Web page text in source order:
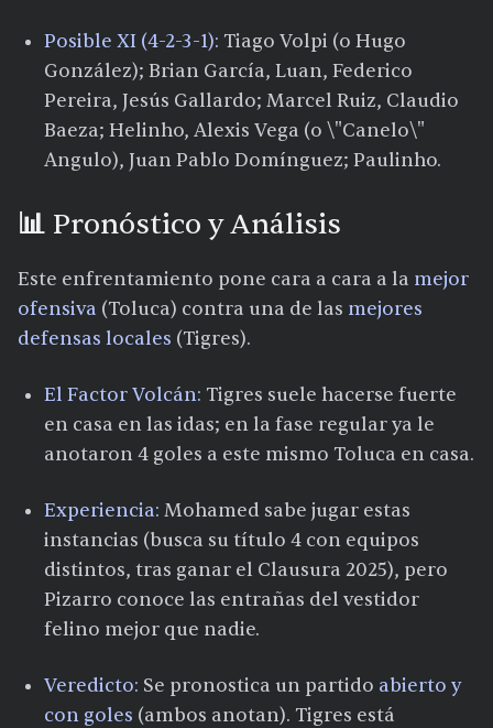
Posible XI (4-2-3-1): Tiago Volpi (o Hugo
González); Brian García, Luan, Federico
Pereira, Jesús Gallardo; Marcel Ruiz, Claudio
Baeza; Helinho, Alexis Vega (o \"Canelo\"
Angulo), Juan Pablo Domínguez; Paulinho.​
📊 Pronóstico y Análisis
Este enfrentamiento pone cara a cara a la mejor
ofensiva (Toluca) contra una de las mejores
defensas locales (Tigres).
El Factor Volcán: Tigres suele hacerse fuerte
en casa en las idas; en la fase regular ya le
anotaron 4 goles a este mismo Toluca en casa.
Experiencia: Mohamed sabe jugar estas
instancias (busca su título 4 con equipos
distintos, tras ganar el Clausura 2025), pero
Pizarro conoce las entrañas del vestidor
felino mejor que nadie.​
Veredicto: Se pronostica un partido abierto y
con goles (ambos anotan). Tigres está